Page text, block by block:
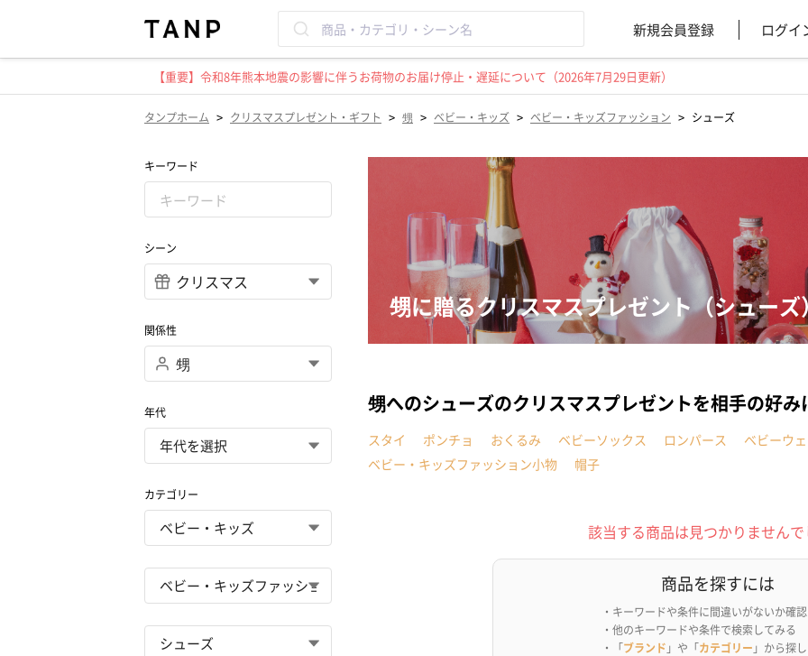
新規会員登録 ログイ
【重要】令和8年熊本地震の影響に伴うお荷物のお届け停止・遅延について（2026年7月29日更新）
タンプホーム > クリスマスプレゼント・ギフト > 甥 > ベビー・キッズ > ベビー・キッズファッション > シューズ
キーワード
シーン
関係性
年代
カテゴリー
甥に贈るクリスマスプレゼント（シュー
甥へのシューズのクリスマスプレゼントを相手の好
スタイ ポンチョ おくるみ ベビーソックス ロンパース
ベビーウ
ベビー・キッズファッション小物
帽子
該当する商品は見つかりません
商品を探すには
・キーワードや条件に間違いがないか確
・他のキーワードや条件で検索してみる
・「ブランド 」や「カテゴリー 」から探